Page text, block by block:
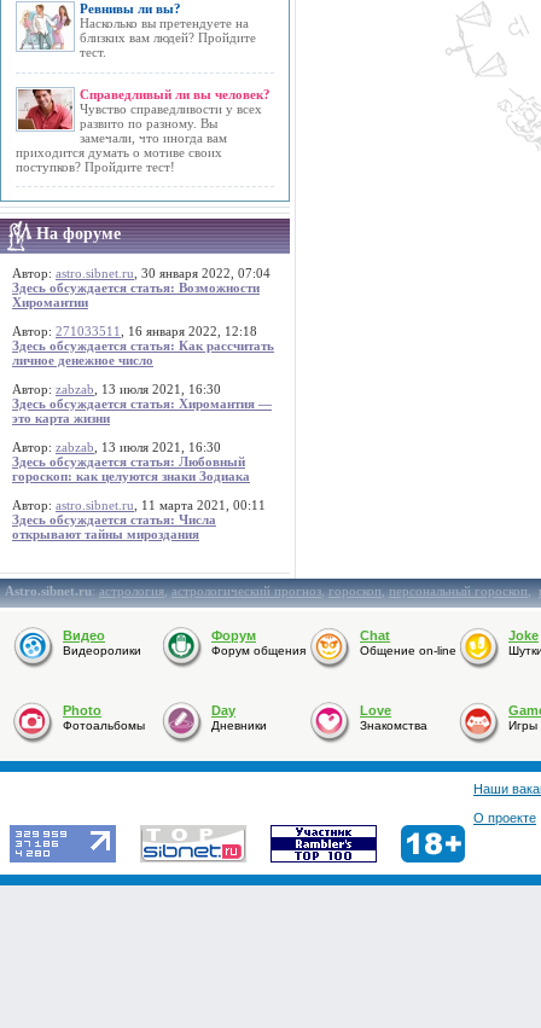
Ревнивы ли вы?
Насколько вы претендуете на
близких вам людей? Пройдите
тест.
Справедливый ли вы человек?
Чувство справедливости у всех
развито по разному. Вы
замечали, что иногда вам
приходится думать о мотиве своих
поступков? Пройдите тест!
На форуме
Автор: astro.sibnet.ru , 30 января 2022, 07:04
Здесь обсуждается статья: Возможности
Хиромантии
Автор: 271033511
, 16 января 2022, 12:18
Здесь обсуждается статья: Как рассчитать
личное денежное число
Автор: zabzab , 13 июля 2021, 16:30
Здесь обсуждается статья: Хиромантия —
это карта жизни
Автор: zabzab , 13 июля 2021, 16:30
Здесь обсуждается статья: Любовный
гороскоп: как целуются знаки Зодиака
Автор: astro.sibnet.ru , 11 марта 2021, 00:11
Здесь обсуждается статья: Числа
открывают тайны мироздания
Astro.sibnet.ru:астрология,астрологический прогноз,гороскоп,персональный гороскоп,
Видео
Видеоролики
Форум
Форум общения
Chat
Общение on-line
Joke
Photo
Фотоальбомы
Day
Дневники
Love
Знакомства Игры
Наши
О проекте